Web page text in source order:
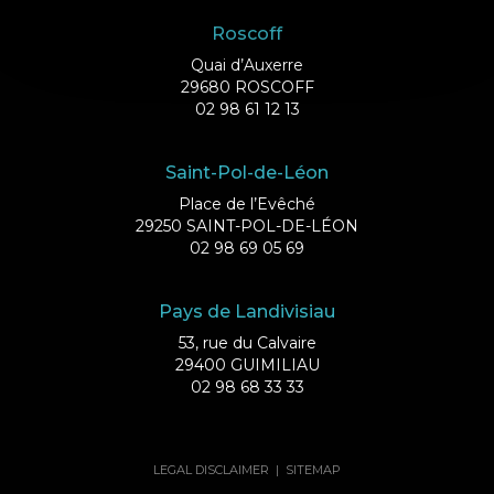
Roscoff
Quai d’Auxerre
29680 ROSCOFF
02 98 61 12 13
Saint-Pol-de-Léon
Place de l’Evêché
29250 SAINT-POL-DE-LÉON
02 98 69 05 69
Pays de Landivisiau
53, rue du Calvaire
29400 GUIMILIAU
02 98 68 33 33
LEGAL DISCLAIMER | SITEMAP